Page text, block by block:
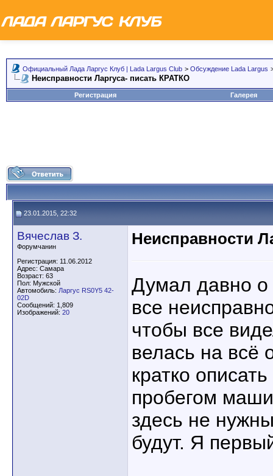
Официальный Лада Ларгус Клуб | Lada Largus Club > Обсуждение Lada Largus
Неисправности Ларгуса- писать КРАТКО
Регистрация Галерея
23.01.2015, 22:32
Вячеслав З.
Форумчанин
Регистрация: 11.06.2012
Адрес: Самара
Возраст: 63
Пол: Мужской
Автомобиль: Ларгус RS0Y5 42-
02D
Сообщений: 1,809
Изображений: 20
Неисправности
Думал давно о
все
чтобы все
велась на всё
кратко
пробегом
здесь не
будут. Я